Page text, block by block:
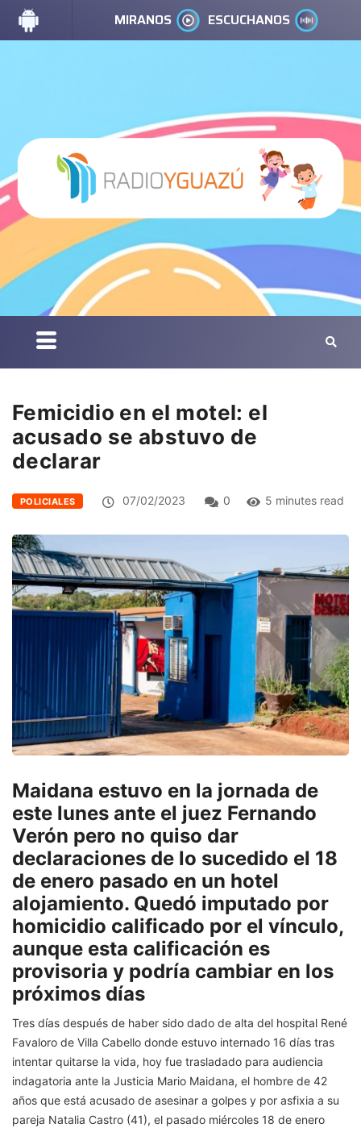
MIRANOS ESCUCHANOS
Femicidio en el motel: el
acusado se abstuvo de
declarar
POLICIALES 07/02/2023 0 5 minutes read
Maidana estuvo en la jornada de
este lunes ante el juez Fernando
Verón pero no quiso dar
declaraciones de lo sucedido el 18
de enero pasado en un hotel
alojamiento. Quedó imputado por
homicidio calificado por el vínculo,
aunque esta calificación es
provisoria y podría cambiar en los
próximos días
Tres días después de haber sido dado de alta del hospital René
Favaloro de Villa Cabello donde estuvo internado 16 días tras
intentar quitarse la vida, hoy fue trasladado para audiencia
indagatoria ante la Justicia Mario Maidana, el hombre de 42
años que está acusado de asesinar a golpes y por asfixia a su
pareja Natalia Castro (41), el pasado miércoles 18 de enero